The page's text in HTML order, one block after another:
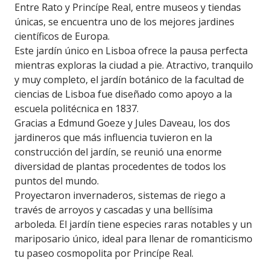
Entre Rato y Princípe Real, entre museos y tiendas
únicas, se encuentra uno de los mejores jardines
científicos de Europa.
Este jardín único en Lisboa ofrece la pausa perfecta
mientras exploras la ciudad a pie. Atractivo, tranquilo
y muy completo, el jardín botánico de la facultad de
ciencias de Lisboa fue diseñado como apoyo a la
escuela politécnica en 1837.
Gracias a Edmund Goeze y Jules Daveau, los dos
jardineros que más influencia tuvieron en la
construcción del jardín, se reunió una enorme
diversidad de plantas procedentes de todos los
puntos del mundo.
Proyectaron invernaderos, sistemas de riego a
través de arroyos y cascadas y una bellísima
arboleda. El jardín tiene especies raras notables y un
mariposario único, ideal para llenar de romanticismo
tu paseo cosmopolita por Princípe Real.